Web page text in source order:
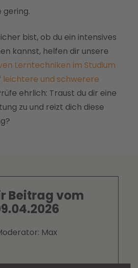
gering.
bist, ob du ein intensives
kannst, helfen dir unsere
Lerntechniken im Studium
leichtere und schwerere
ehrlich: Traust du dir eine
zu und reizt dich diese
Beitrag vom
Max